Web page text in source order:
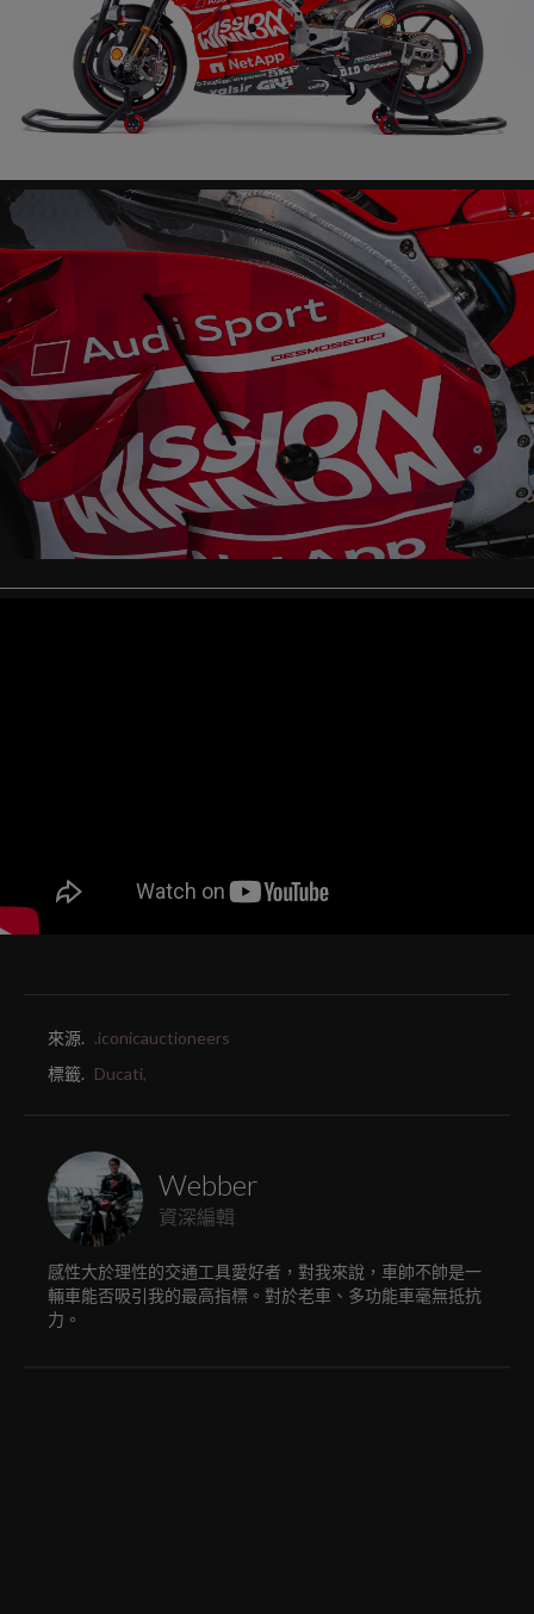
來源. .iconicauctioneers
標籤. Ducati,
Webber
資深編輯
感性大於理性的交通工具愛好者，對我來說，車帥不帥是一
輛車能否吸引我的最高指標。對於老車、多功能車毫無抵抗
力。